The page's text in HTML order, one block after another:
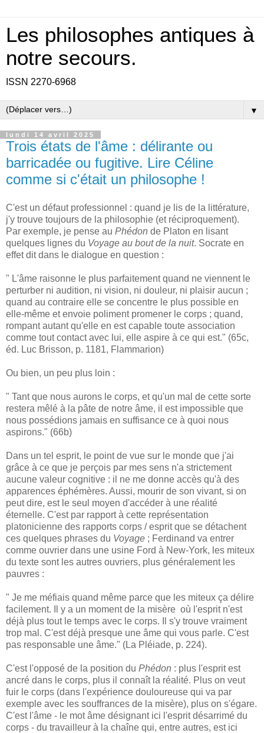
Les philosophes antiques à
notre secours.
ISSN 2270-6968
▼
lundi 14 avril 2025
Trois états de l'âme : délirante ou
barricadée ou fugitive. Lire Céline
comme si c'était un philosophe !
C'est un défaut professionnel : quand je lis de la littérature,
j'y trouve toujours de la philosophie (et réciproquement).
Par exemple, je pense au Phédon de Platon en lisant
quelques lignes du Voyage au bout de la nuit. Socrate en
effet dit dans le dialogue en question :
" L'âme raisonne le plus parfaitement quand ne viennent le
perturber ni audition, ni vision, ni douleur, ni plaisir aucun ;
quand au contraire elle se concentre le plus possible en
elle-même et envoie poliment promener le corps ; quand,
rompant autant qu'elle en est capable toute association
comme tout contact avec lui, elle aspire à ce qui est." (65c,
éd. Luc Brisson, p. 1181, Flammarion)
Ou bien, un peu plus loin :
" Tant que nous aurons le corps, et qu'un mal de cette sorte
restera mêlé à la pâte de notre âme, il est impossible que
nous possédions jamais en suffisance ce à quoi nous
aspirons." (66b)
Dans un tel esprit, le point de vue sur le monde que j'ai
grâce à ce que je perçois par mes sens n'a strictement
aucune valeur cognitive : il ne me donne accès qu'à des
apparences éphémères. Aussi, mourir de son vivant, si on
peut dire, est le seul moyen d'accéder à une réalité
éternelle. C'est par rapport à cette représentation
platonicienne des rapports corps / esprit que se détachent
ces quelques phrases du Voyage ; Ferdinand va entrer
comme ouvrier dans une usine Ford à New-York, les miteux
du texte sont les autres ouvriers, plus généralement les
pauvres :
" Je me méfiais quand même parce que les miteux ça délire
facilement. Il y a un moment de la misère où l'esprit n'est
déjà plus tout le temps avec le corps. Il s'y trouve vraiment
trop mal. C'est déjà presque une âme qui vous parle. C'est
pas responsable une âme." (La Pléiade, p. 224).
C'est l'opposé de la position du Phédon : plus l'esprit est
ancré dans le corps, plus il connaît la réalité. Plus on veut
fuir le corps (dans l'expérience douloureuse qui va par
exemple avec les souffrances de la misère), plus on s'égare.
C'est l'âme - le mot âme désignant ici l'esprit désarrimé du
corps - du travailleur à la chaîne qui, entre autres, est ici